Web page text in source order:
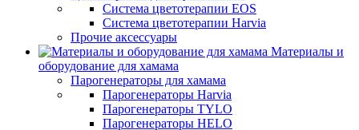
Система цветотерапии EOS
Система цветотерапии Harvia
Прочие аксессуары
Материалы и
оборудование для хамама
Парогенераторы для хамама
Парогенераторы Harvia
Парогенераторы TYLO
Парогенераторы HELO